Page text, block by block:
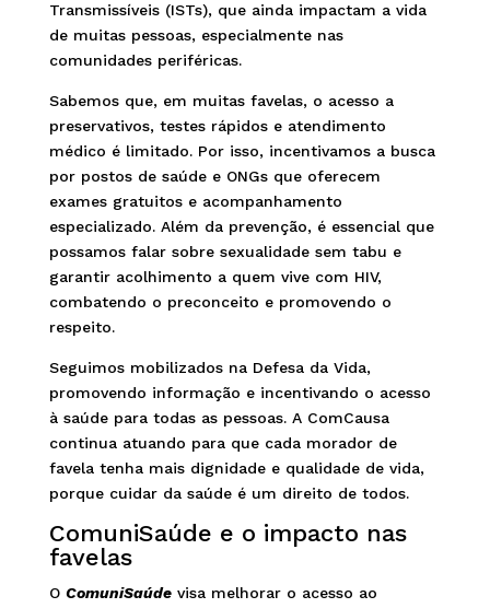
Transmissíveis (ISTs), que ainda impactam a vida
de muitas pessoas, especialmente nas
comunidades periféricas.
Sabemos que, em muitas favelas, o acesso a
preservativos, testes rápidos e atendimento
médico é limitado. Por isso, incentivamos a busca
por postos de saúde e ONGs que oferecem
exames gratuitos e acompanhamento
especializado. Além da prevenção, é essencial que
possamos falar sobre sexualidade sem tabu e
garantir acolhimento a quem vive com HIV,
combatendo o preconceito e promovendo o
respeito.
Seguimos mobilizados na Defesa da Vida,
promovendo informação e incentivando o acesso
à saúde para todas as pessoas. A ComCausa
continua atuando para que cada morador de
favela tenha mais dignidade e qualidade de vida,
porque cuidar da saúde é um direito de todos.
ComuniSaúde e o impacto nas
favelas
O ComuniSaúdevisa melhorar o acesso ao